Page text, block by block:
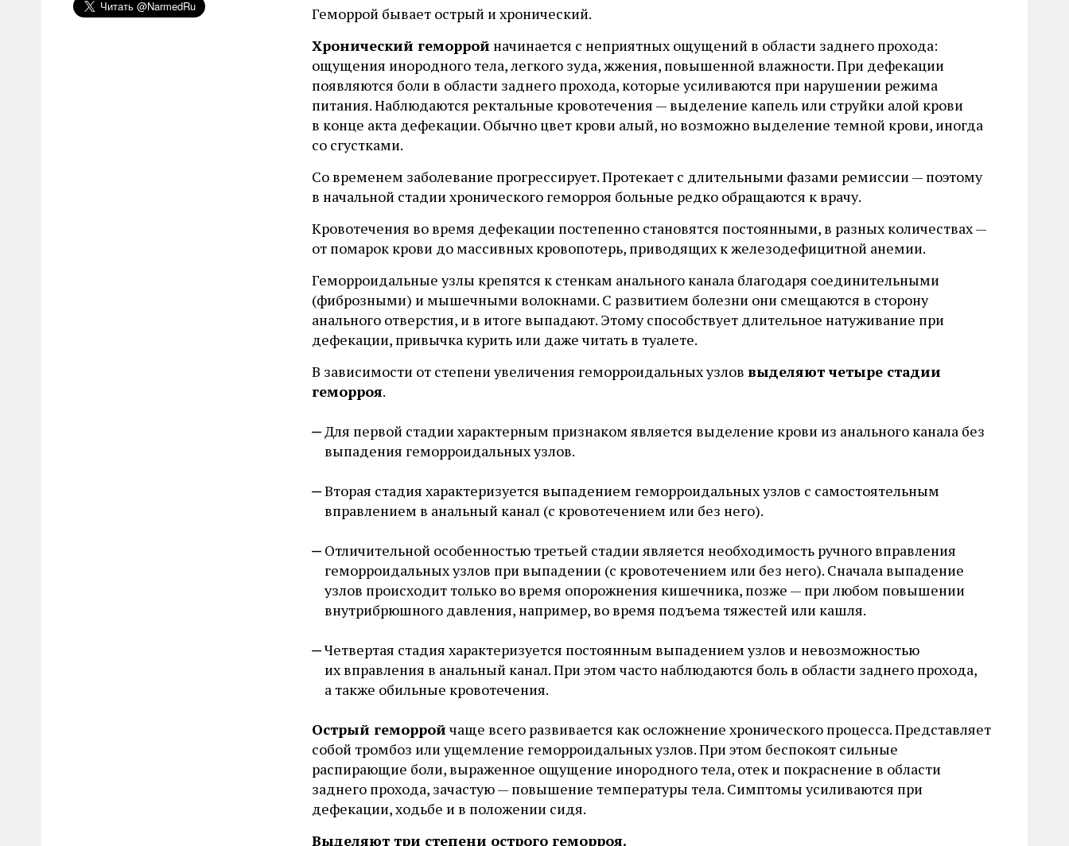
Геморрой бывает острый и хронический.
Хронический геморрой начинается с неприятных ощущений в области заднего прохода:
ощущения инородного тела, легкого зуда, жжения, повышенной влажности. При дефекации
появляются боли в области заднего прохода, которые усиливаются при нарушении режима
питания. Наблюдаются ректальные кровотечения — выделение капель или струйки алой крови
в конце акта дефекации. Обычно цвет крови алый, но возможно выделение темной крови, иногда
со сгустками.
Со временем заболевание прогрессирует. Протекает с длительными фазами ремиссии — поэтому
в начальной стадии хронического геморроя больные редко обращаются к врачу.
Кровотечения во время дефекации постепенно становятся постоянными, в разных количествах —
от помарок крови до массивных кровопотерь, приводящих к железодефицитной анемии.
Геморроидальные узлы крепятся к стенкам анального канала благодаря соединительными
(фиброзными) и мышечными волокнами. С развитием болезни они смещаются в сторону
анального отверстия, и в итоге выпадают. Этому способствует длительное натуживание при
дефекации, привычка курить или даже читать в туалете.
В зависимости от степени увеличения геморроидальных узлов выделяют четыре стадии
геморроя.
Для первой стадии характерным признаком является выделение крови из анального канала без
выпадения геморроидальных узлов.
Вторая стадия характеризуется выпадением геморроидальных узлов с самостоятельным
вправлением в анальный канал (с кровотечением или без него).
Отличительной особенностью третьей стадии является необходимость ручного вправления
геморроидальных узлов при выпадении (с кровотечением или без него). Сначала выпадение
узлов происходит только во время опорожнения кишечника, позже — при любом повышении
внутрибрюшного давления, например, во время подъема тяжестей или кашля.
Четвертая стадия характеризуется постоянным выпадением узлов и невозможностью
их вправления в анальный канал. При этом часто наблюдаются боль в области заднего прохода,
а также обильные кровотечения.
Острый геморройчаще всего развивается как осложнение хронического процесса. Представляет
собой тромбоз или ущемление геморроидальных узлов. При этом беспокоят сильные
распирающие боли, выраженное ощущение инородного тела, отек и покраснение в области
заднего прохода, зачастую — повышение температуры тела. Симптомы усиливаются при
дефекации, ходьбе и в положении сидя.
Выделяют три степени острого геморроя.